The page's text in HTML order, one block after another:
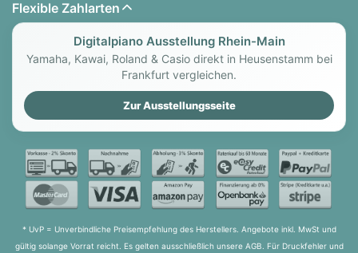
Improvisation 2 / Animation 2
Song 2
Basis-Info 3: Neue Töne im Bass-Schlüssel: a, h, c1
im Violinschlüssel g und a, Wiederholungszeichen, ritardando
D7, Halb- und Ganztonschritte
C-Dur Tonleiter
Tonleiter-Rondo
Die Versetzungszeichen - Sieben Schritte zum Erfolg:
Wie man übt
Der Phrasierungsbogen
Ensemble 3
Improvisation 3 (C-Pentatonik, C-Dur-Tonleiter
Song 3
Animation 3
Flexible Zahlarten
Digitalpiano Ausstellung Rhein-Main
Yamaha, Kawai, Roland & Casio direkt in Heusenstamm bei
Frankfurt vergleichen.
Zur Ausstellungsseite
* UvP = Unverbindliche Preisempfehlung des Herstellers. Angebote inkl. MwSt und
gültig solange Vorrat reicht. Es gelten ausschließlich unsere AGB. Für Druckfehler und